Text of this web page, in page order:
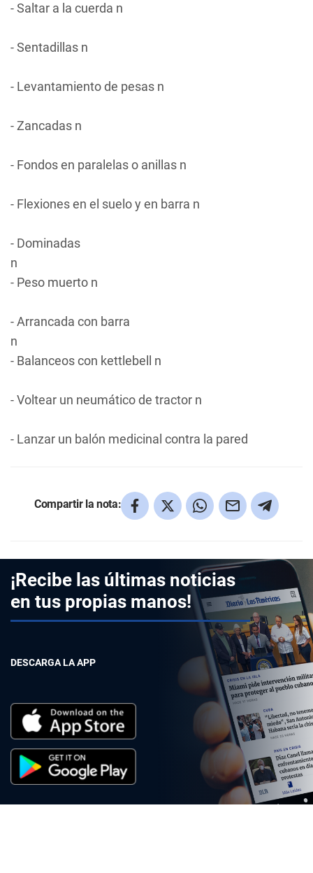
- Saltar a la cuerda n
- Sentadillas n
- Levantamiento de pesas n
- Zancadas n
- Fondos en paralelas o anillas n
- Flexiones en el suelo y en barra n
- Dominadas
n
- Peso muerto n
- Arrancada con barra
n
- Balanceos con kettlebell n
- Voltear un neumático de tractor n
- Lanzar un balón medicinal contra la pared
Compartir la nota:
¡Recibe las últimas noticias
en tus propias manos!
DESCARGA LA APP